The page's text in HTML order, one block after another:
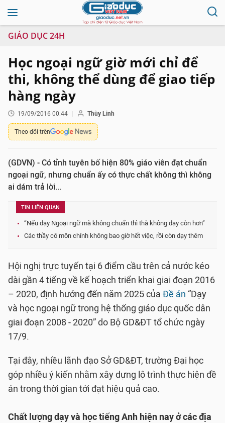
GIÁO DỤC 24H
Học ngoại ngữ giờ mới chỉ để
thi, không thể dùng để giao tiếp
hàng ngày
19/09/2016 00:44 Thùy Linh
Theo dõi trên
(GDVN) - Có tỉnh tuyên bố hiện 80% giáo viên đạt chuẩn
ngoại ngữ, nhưng chuẩn ấy có thực chất không thì không
ai dám trả lời...
TIN LIÊN QUAN
“Nếu dạy Ngoại ngữ mà không chuẩn thì thà không dạy còn hơn”
Các thầy cô môn chính không bao giờ hết việc, rồi còn dạy thêm
Hội nghị trực tuyến tại 6 điểm cầu trên cả nước kéo
dài gần 4 tiếng về kế hoạch triển khai giai đoạn 2016
– 2020, định hướng đến năm 2025 của Đề án “Dạy
và học ngoại ngữ trong hệ thống giáo dục quốc dân
giai đoạn 2008 - 2020” do Bộ GD&ĐT tổ chức ngày
17/9.
Tại đây, nhiều lãnh đạo Sở GD&ĐT, trường Đại học
góp nhiều ý kiến nhằm xây dựng lộ trình thực hiện đề
án trong thời gian tới đạt hiệu quả cao.
Chất lượng dạy và học tiếng Anh hiện nay ở các địa